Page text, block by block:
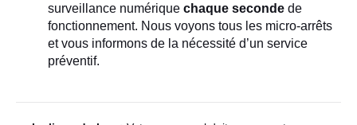
surveillance numérique chaque seconde de
fonctionnement. Nous voyons tous les micro-arrêts
et vous informons de la nécessité d’un service
préventif.